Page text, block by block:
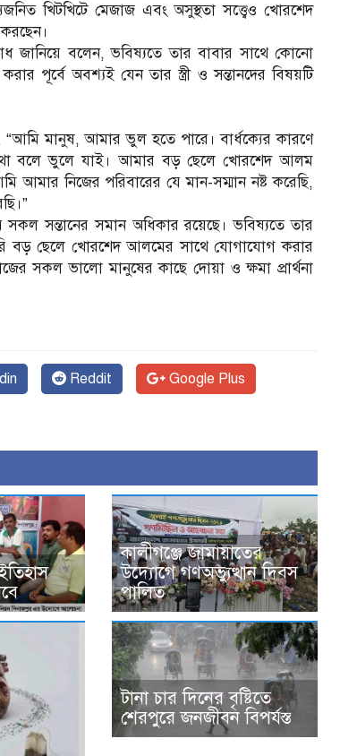
খিটখিটে মেজাজ এবং অসুস্থতা সত্ত্বেও খোরশেদ
জানিয়ে বলেন, ভবিষ্যতে তার বাবার সাথে কোনো
পূর্বে অবশ্যই যেন তার স্ত্রী ও সন্তানদের বিষয়টি
মানুষ, আমার ভুল হতে পারে। বার্ধক্যের কারণে
বলে ভুলে যাই। আমার বড় ছেলে খোরশেদ আলম
নিজের পরিবারের যে মান-সম্মান নষ্ট করেছি,
সন্তানের সমান অধিকার রয়েছে। ভবিষ্যতে তার
বড় ছেলে খোরশেদ আলমের সাথে যোগাযোগ করার
সকল ভালো মানুষের কাছে দোয়া ও ক্ষমা প্রার্থনা
Reddit Google Plus
কালীগঞ্জে জামায়াতের
উদ্যোগে গণঅভ্যুত্থান দিবস
পালিত
টানা চার দিনের বৃষ্টিতে
শেরপুরে জনজীবন বিপর্যস্ত